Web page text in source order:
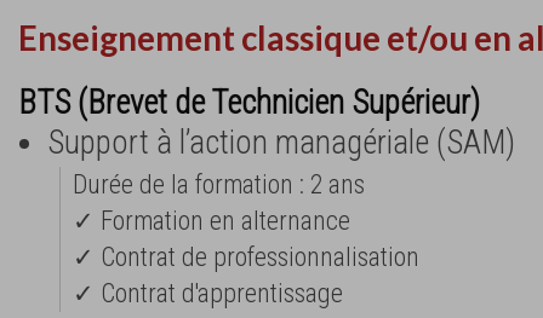
Enseignement classique et/ou en
BTS (Brevet de Technicien Supérieur)
Support à l’action managériale (SAM)
Durée de la formation : 2 ans
✓ Formation en alternance
✓ Contrat de professionnalisation
✓ Contrat d'apprentissage